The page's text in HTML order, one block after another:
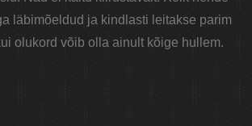
läbimõeldud ja kindlasti leitakse parim
olukord võib olla ainult kõige hullem.